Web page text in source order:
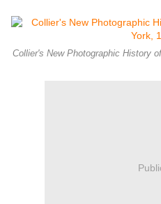
Collier's New Photographic History